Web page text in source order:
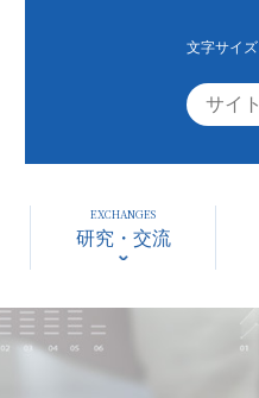
文字サイズ
EXCHANGES
研究・交流